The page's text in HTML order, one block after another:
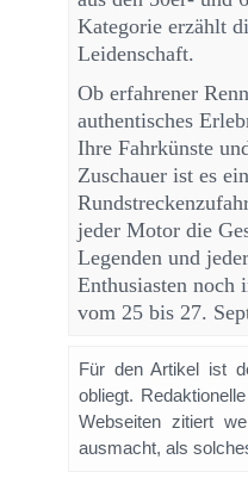
Kategorie erzählt
Leidenschaft.
Ob erfahrener
authentisches
Ihre Fahrkünste
Zuschauer ist es
jeder Motor die
Legenden und
Enthusiasten noch
vom 25 bis 27.
Für den Artikel ist
obliegt.
Webseiten zitiert
ausmacht, als